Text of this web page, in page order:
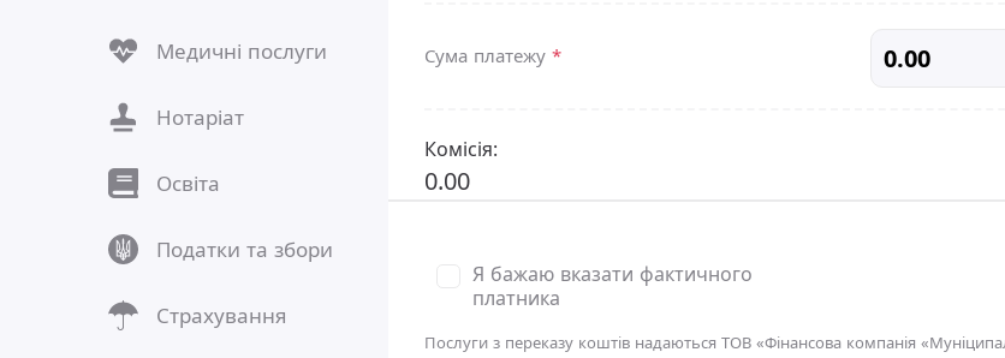
Медичні послуги
Нотаріат
Освіта
Податки та збори
Страхування
Сума платежу *
Комісія:
0.00
Я бажаю вказати фактичного
платника
Послуги з переказу коштів надаються ТОВ «Фінансова компанія